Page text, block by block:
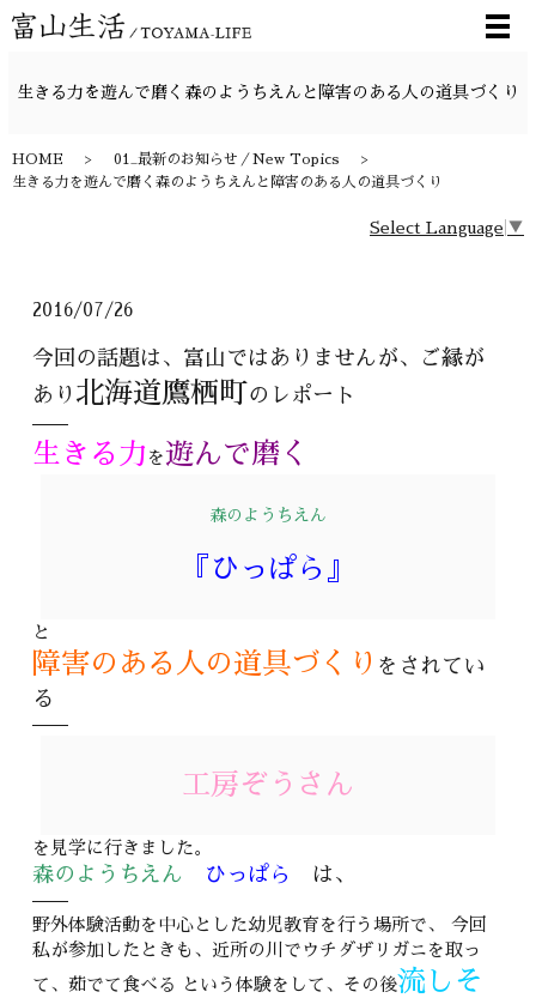
メ
生きる力を遊んで磨く森のようちえんと障害のある人の道具づくり
HOME
01_最新のお知らせ／New Topics
生きる力を遊んで磨く森のようちえんと障害のある人の道具づくり
Select Language ▼
2016/07/26
今回の話題は、富山ではありませんが、ご縁が
あり 北海道鷹栖町のレポート
生きる力 を遊んで磨く
森のようちえん
『ひっぱら』
と
障害のある人の道具づくり をされてい
る
工房ぞうさん
を見学に行きました。
森のようちえん ひっぱら は、
野外体験活動を中心とした幼児教育を行う場所で、 今回
私が参加したときも、近所の川でウチダザリガニを取っ
て、茹でて食べる という体験をして、その後流しそ